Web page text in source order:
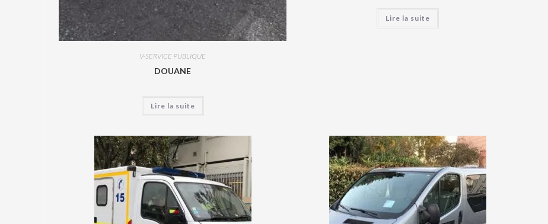
V-SERVICE PUBLIQUE
DOUANE
Lire la suite
Lire la suite